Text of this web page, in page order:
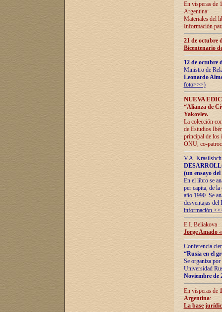
En vísperas de
Argentina:
Materiales del
Información
21 de octubre
Bicentenario
12 de octubre
Ministro de
Leonardo
foto>>>)
NUEVA
“Alianza de
Yakovlev.
La colección
de Estudios
principal de los
ONU, co-
V.A.
(un ensayo
En el libro se
per capita, de
año 1990. Se
desventajas
información
E.I. Beliakova
Jorge Amado
Conferencia
“Rusia en el
Se organiza
Universidad
Noviembre de
En vísperas de
Argentina:
La base